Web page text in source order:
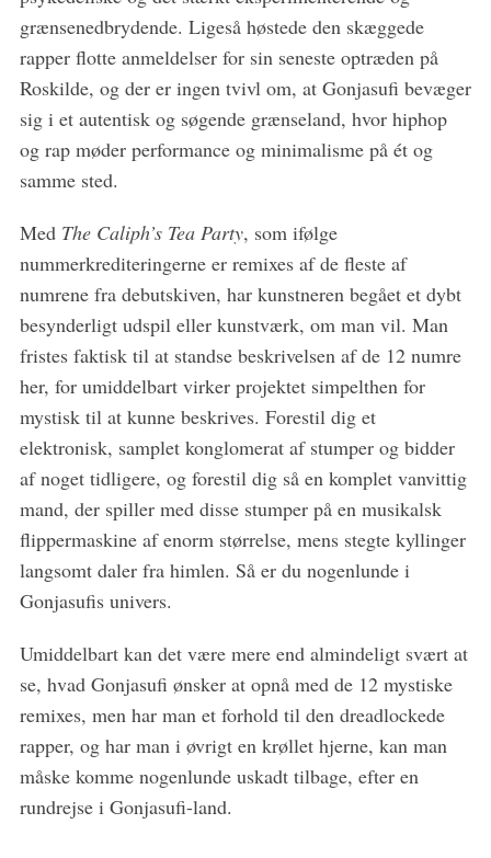
grænsenedbrydende. Ligeså høstede den skæggede
rapper flotte anmeldelser for sin seneste optræden på
Roskilde, og der er ingen tvivl om, at Gonjasufi bevæger
sig i et autentisk og søgende grænseland, hvor hiphop
og rap møder performance og minimalisme på ét og
samme sted.
Med The Caliph’s Tea Party, som ifølge
nummerkrediteringerne er remixes af de fleste af
numrene fra debutskiven, har kunstneren begået et dybt
besynderligt udspil eller kunstværk, om man vil. Man
fristes faktisk til at standse beskrivelsen af de 12 numre
her, for umiddelbart virker projektet simpelthen for
mystisk til at kunne beskrives. Forestil dig et
elektronisk, samplet konglomerat af stumper og bidder
af noget tidligere, og forestil dig så en komplet vanvittig
mand, der spiller med disse stumper på en musikalsk
flippermaskine af enorm størrelse, mens stegte kyllinger
langsomt daler fra himlen. Så er du nogenlunde i
Gonjasufis univers.
Umiddelbart kan det være mere end almindeligt svært at
se, hvad Gonjasufi ønsker at opnå med de 12 mystiske
remixes, men har man et forhold til den dreadlockede
rapper, og har man i øvrigt en krøllet hjerne, kan man
måske komme nogenlunde uskadt tilbage, efter en
rundrejse i Gonjasufi-land.